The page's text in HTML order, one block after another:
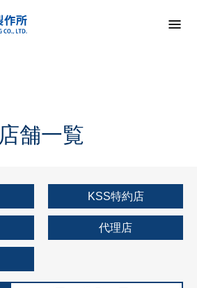
店舗一覧
KSS特約店
代理店